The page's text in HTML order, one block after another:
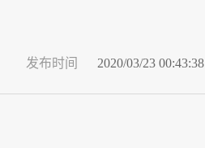
发布时间 2020/03/23 00:43:38